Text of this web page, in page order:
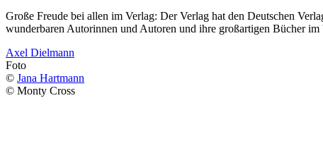
Große Freude bei allen im Verlag: Der Verlag hat den Deutschen
wunderbaren Autorinnen und Autoren und ihre großartigen Bücher
Axel Dielmann
Foto
© Jana Hartmann
© Monty Cross